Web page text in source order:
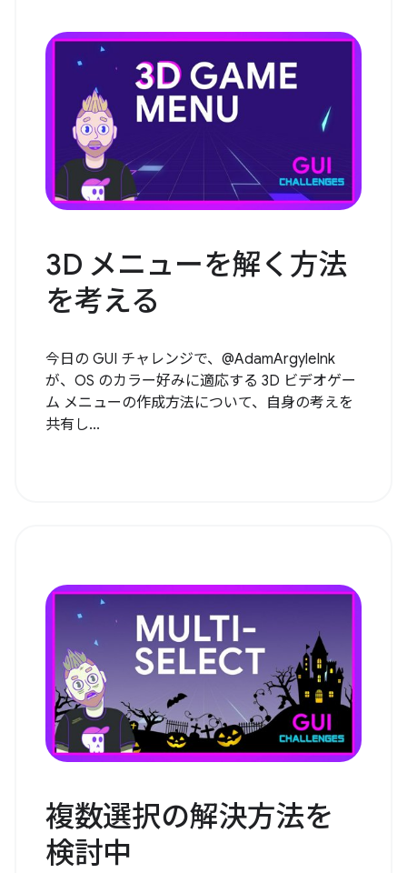
3D メニューを解く方法
を考える
今日の GUI チャレンジで、@AdamArgyleInk
が、OS のカラー好みに適応する 3D ビデオゲー
ム メニューの作成方法について、自身の考えを
共有し...
複数選択の解決方法を
検討中